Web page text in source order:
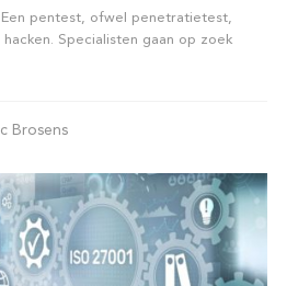
pentest, ofwel penetratietest,
Specialisten gaan op zoek
Brosens